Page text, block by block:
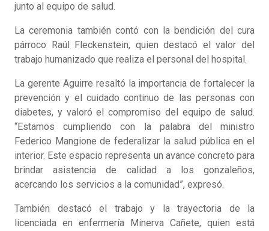
junto al equipo de salud.
La ceremonia también contó con la bendición del cura
párroco Raúl Fleckenstein, quien destacó el valor del
trabajo humanizado que realiza el personal del hospital.
La gerente Aguirre resaltó la importancia de fortalecer la
prevención y el cuidado continuo de las personas con
diabetes, y valoró el compromiso del equipo de salud.
“Estamos cumpliendo con la palabra del ministro
Federico Mangione de federalizar la salud pública en el
interior. Este espacio representa un avance concreto para
brindar asistencia de calidad a los gonzaleños,
acercando los servicios a la comunidad”, expresó.
También destacó el trabajo y la trayectoria de la
licenciada en enfermería Minerva Cañete, quien está